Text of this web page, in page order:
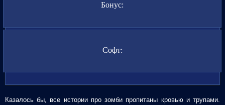
Бонус:
Софт:
Казалось бы, все истории про зомби пропитаны кровью и трупами.